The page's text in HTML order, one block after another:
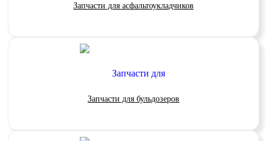
Запчасти для асфальтоукладчиков
Запчасти для бульдозеров